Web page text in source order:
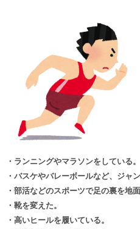
・ランニングやマラソンをしている。
・バスケやバレーボールなど、ジャ
・部活などのスポーツで足の裏を地
・靴を変えた。
・高いヒールを履いている。